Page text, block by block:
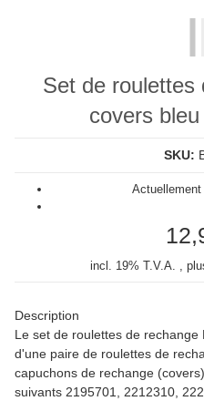
Set de roulettes
covers
SKU:
incl. 19% T.V.A. ,
Description
Le set de roulettes de rechange
d'une paire de roulettes de
capuchons de rechange
suivants 2195701, 2212310,